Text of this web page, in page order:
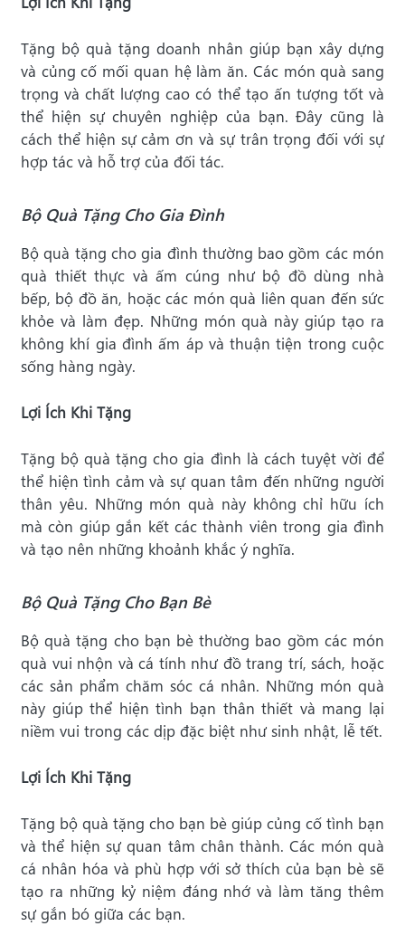
Tặng bộ quà tặng doanh nhân giúp bạn xây dựng
và củng cố mối quan hệ làm ăn. Các món quà sang
trọng và chất lượng cao có thể tạo ấn tượng tốt và
thể hiện sự chuyên nghiệp của bạn. Đây cũng là
cách thể hiện sự cảm ơn và sự trân trọng đối với sự
hợp tác và hỗ trợ của đối tác.
Bộ Quà Tặng Cho Gia Đình
Bộ quà tặng cho gia đình thường bao gồm các món
quà thiết thực và ấm cúng như bộ đồ dùng nhà
bếp, bộ đồ ăn, hoặc các món quà liên quan đến sức
khỏe và làm đẹp. Những món quà này giúp tạo ra
không khí gia đình ấm áp và thuận tiện trong cuộc
sống hàng ngày.
Lợi Ích Khi Tặng
Tặng bộ quà tặng cho gia đình là cách tuyệt vời để
thể hiện tình cảm và sự quan tâm đến những người
thân yêu. Những món quà này không chỉ hữu ích
mà còn giúp gắn kết các thành viên trong gia đình
và tạo nên những khoảnh khắc ý nghĩa.
Bộ Quà Tặng Cho Bạn Bè
Bộ quà tặng cho bạn bè thường bao gồm các món
quà vui nhộn và cá tính như đồ trang trí, sách, hoặc
các sản phẩm chăm sóc cá nhân. Những món quà
này giúp thể hiện tình bạn thân thiết và mang lại
niềm vui trong các dịp đặc biệt như sinh nhật, lễ tết.
Lợi Ích Khi Tặng
Tặng bộ quà tặng cho bạn bè giúp củng cố tình bạn
và thể hiện sự quan tâm chân thành. Các món quà
cá nhân hóa và phù hợp với sở thích của bạn bè sẽ
tạo ra những kỷ niệm đáng nhớ và làm tăng thêm
sự gắn bó giữa các bạn.